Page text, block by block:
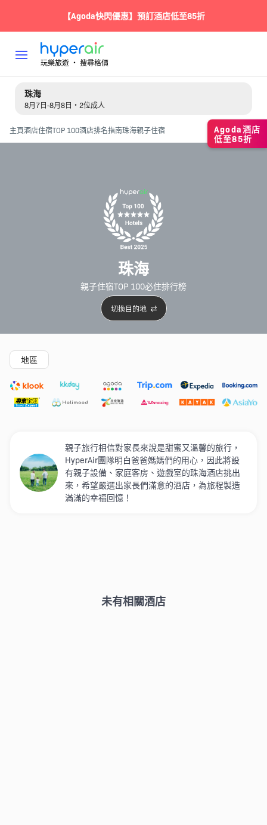
【Agoda快閃優惠】預訂酒店低至85折
玩樂旅遊 ‧ 搜尋格價
珠海
8月7日-8月8日・2位成人
主頁酒店住宿TOP 100酒店排名指南珠海親子住宿
珠海
親子住宿TOP 100必住排行榜
切換目的地
精選酒店
地區
親子旅行相信對家長來說是甜蜜又溫馨的旅行，
HyperAir團隊明白爸爸媽媽們的用心，因此將設
有親子設備、家庭客房、遊戲室的珠海酒店挑出
來，希望嚴選出家長們滿意的酒店，為旅程製造
滿滿的幸福回憶！
未有相關酒店
Agoda酒店
低至85折